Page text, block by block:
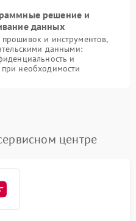
решение и
данных
и инструментов,
данными:
и
необходимости
центре